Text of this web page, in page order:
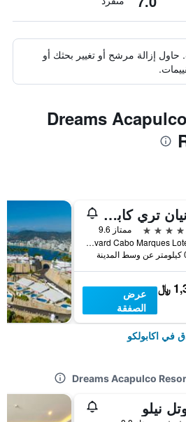
حاول إزالة مرشح أو تغيير بحثك أو
فنادق مشابهة لـ Dreams Acapulco
بانيان تري كابو ماركيز
ممتاز 9.6
Boulevard Cabo Marques Lote 1, اكابولكو, ولاية غيريرو, المكسيك
﷼
عرض
الصفقة
في اكابولكو
نيلو